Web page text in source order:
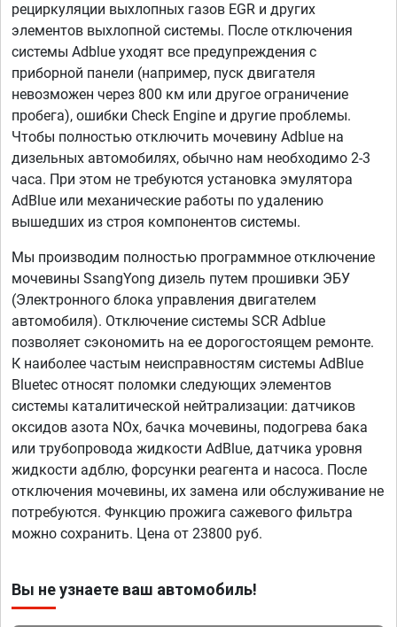
рециркуляции выхлопных газов EGR и других
элементов выхлопной системы. После отключения
системы Adblue уходят все предупреждения с
приборной панели (например, пуск двигателя
невозможен через 800 км или другое ограничение
пробега), ошибки Check Engine и другие проблемы.
Чтобы полностью отключить мочевину Adblue на
дизельных автомобилях, обычно нам необходимо 2-3
часа. При этом не требуются установка эмулятора
AdBlue или механические работы по удалению
вышедших из строя компонентов системы.
Мы производим полностью программное отключение
мочевины SsangYong дизель путем прошивки ЭБУ
(Электронного блока управления двигателем
автомобиля). Отключение системы SCR Adblue
позволяет сэкономить на ее дорогостоящем ремонте.
К наиболее частым неисправностям системы AdBlue
Bluetec относят поломки следующих элементов
системы каталитической нейтрализации: датчиков
оксидов азота NOx, бачка мочевины, подогрева бака
или трубопровода жидкости AdBlue, датчика уровня
жидкости адблю, форсунки реагента и насоса. После
отключения мочевины, их замена или обслуживание не
потребуются. Функцию прожига сажевого фильтра
можно сохранить. Цена от 23800 руб.
Вы не узнаете ваш автомобиль!